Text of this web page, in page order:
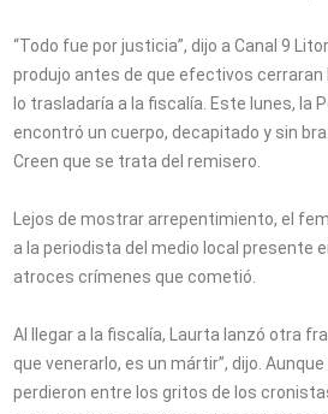
“Todo fue por justicia”, dijo a Canal 9
produjo antes de que efectivos cerraran
lo trasladaría a la fiscalía. Este lunes, la
encontró un cuerpo, decapitado y sin
Creen que se trata del remisero.
Lejos de mostrar arrepentimiento, el
a la periodista del medio local presente
atroces crímenes que cometió.
Al llegar a la fiscalía, Laurta lanzó otra
que venerarlo, es un mártir”, dijo.
perdieron entre los gritos de los